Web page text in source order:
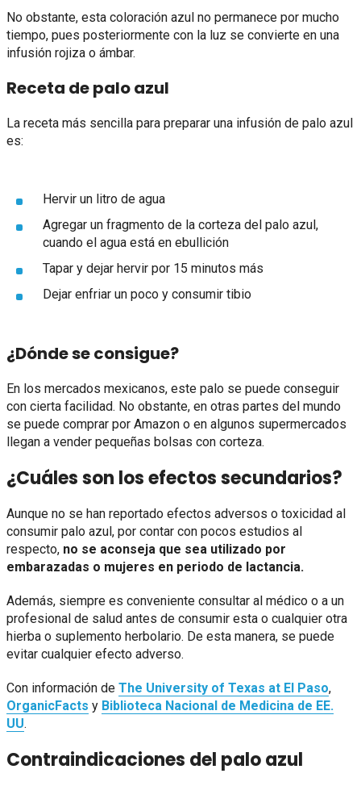
No obstante, esta coloración azul no permanece por mucho
tiempo, pues posteriormente con la luz se convierte en una
infusión rojiza o ámbar.
Receta de palo azul
La receta más sencilla para preparar una infusión de palo azul
es:
Hervir un litro de agua
Agregar un fragmento de la corteza del palo azul,
cuando el agua está en ebullición
Tapar y dejar hervir por 15 minutos más
Dejar enfriar un poco y consumir tibio
¿Dónde se consigue?
En los mercados mexicanos, este palo se puede conseguir
con cierta facilidad. No obstante, en otras partes del mundo
se puede comprar por Amazon o en algunos supermercados
llegan a vender pequeñas bolsas con corteza.
¿Cuáles son los efectos secundarios?
Aunque no se han reportado efectos adversos o toxicidad al
consumir palo azul, por contar con pocos estudios al
respecto, no se aconseja que sea utilizado por
embarazadas o mujeres en periodo de lactancia.
Además, siempre es conveniente consultar al médico o a un
profesional de salud antes de consumir esta o cualquier otra
hierba o suplemento herbolario. De esta manera, se puede
evitar cualquier efecto adverso.
Con información de The University of Texas at El Paso,
OrganicFacts y Biblioteca Nacional de Medicina de EE.
UU.
Contraindicaciones del palo azul